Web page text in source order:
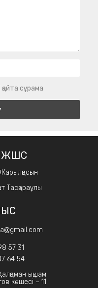
сұрама
ЖШС
Тасқараұлы
57 31
64 54
ықшам
көшесі – 11.